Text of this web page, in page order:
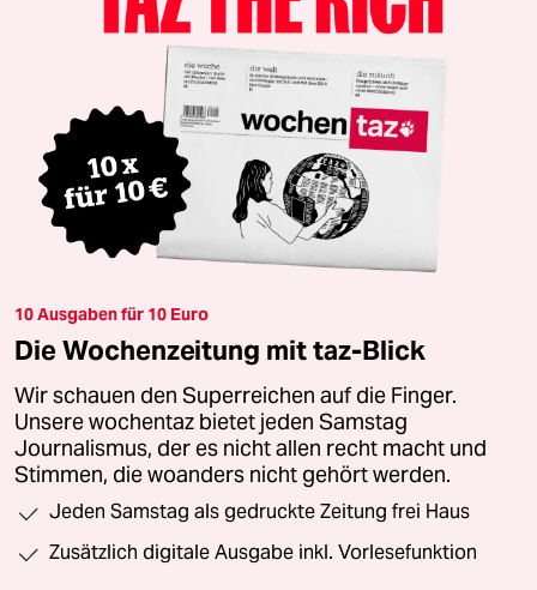
10 Ausgaben für 10 Euro
Die Wochenzeitung mit taz-Blick
Wir schauen den Superreichen auf die Finger.
Unsere wochentaz bietet jeden Samstag
Journalismus, der es nicht allen recht macht und
Stimmen, die woanders nicht gehört werden.
Jeden Samstag als gedruckte Zeitung frei Haus
Zusätzlich digitale Ausgabe inkl. Vorlesefunktion